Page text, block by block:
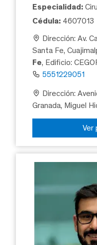
Especialidad:
Cédula: 4607013
Dirección: Av.
Santa Fe,
Fe, Edificio:
5551229051
Dirección:
Granada, Miguel
Ver